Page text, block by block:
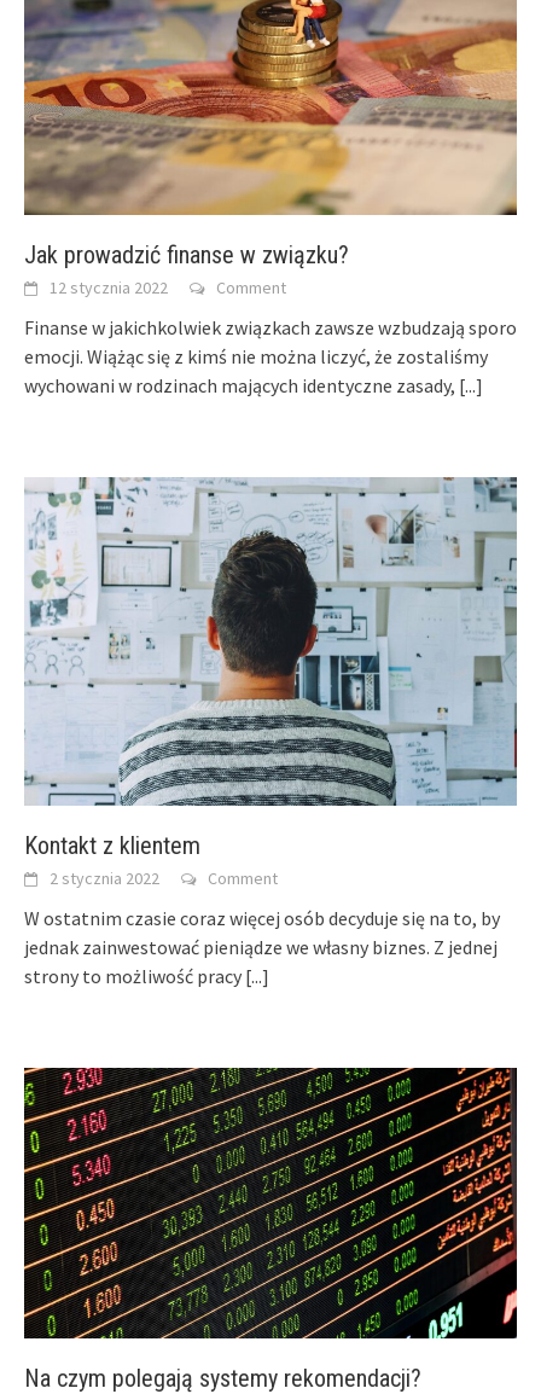
Jak prowadzić finanse w związku?
12 stycznia 2022 Comment
Finanse w jakichkolwiek związkach zawsze wzbudzają sporo
emocji. Wiążąc się z kimś nie można liczyć, że zostaliśmy
wychowani w rodzinach mających identyczne zasady, [...]
Kontakt z klientem
2 stycznia 2022 Comment
W ostatnim czasie coraz więcej osób decyduje się na to, by
jednak zainwestować pieniądze we własny biznes. Z jednej
strony to możliwość pracy [...]
Na czym polegają systemy rekomendacji?